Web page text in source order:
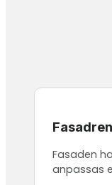
Fasaden
anpassas